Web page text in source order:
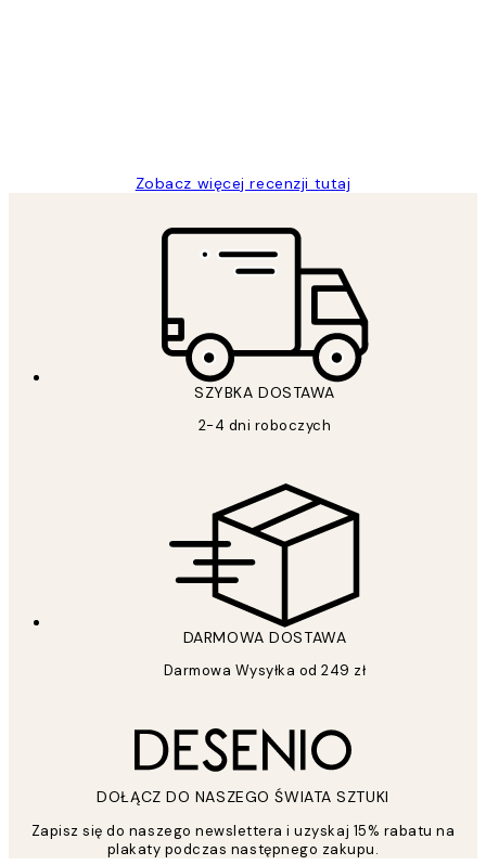
Zobacz więcej recenzji tutaj
SZYBKA DOSTAWA
2-4 dni roboczych
DARMOWA DOSTAWA
Darmowa Wysyłka od 249 zł
DOŁĄCZ DO NASZEGO ŚWIATA SZTUKI
Zapisz się do naszego newslettera i uzyskaj 15% rabatu na
plakaty podczas następnego zakupu.